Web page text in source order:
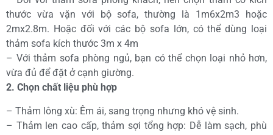
thước vừa vặn với bộ sofa, thường là 1m6x2m3 hoặc
2mx2.8m. Hoặc đối với các bộ sofa lớn, có thể dùng loại
thảm sofa kích thước 3m x 4m
– Với thảm sofa phòng ngủ, bạn có thể chọn loại nhỏ hơn,
vừa đủ để đặt ở cạnh giường.
2. Chọn chất liệu phù hợp
– Thảm lông xù: Êm ái, sang trọng nhưng khó vệ sinh.
– Thảm len cao cấp, thảm sợi tổng hợp: Dễ làm sạch, phù